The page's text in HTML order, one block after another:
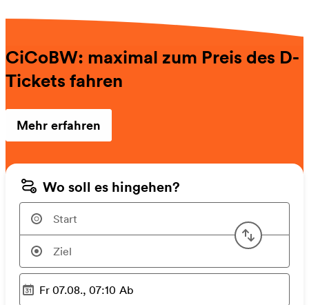
CiCoBW: maximal zum Preis des D-
Tickets fahren
Mehr erfahren
Wo soll es hingehen?
Start
Ausgewählter Zeitpunkt
Fr 07.08., 07:10 Ab